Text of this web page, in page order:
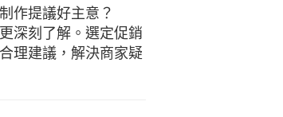
作提議好主意？
深刻了解。選定促銷
理建議，解決商家疑